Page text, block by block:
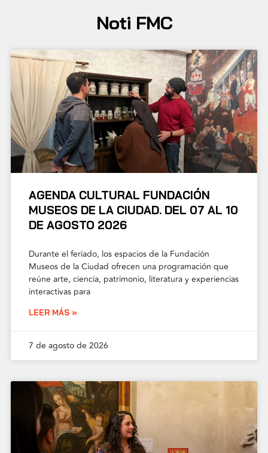
Noti FMC
AGENDA CULTURAL FUNDACIÓN
MUSEOS DE LA CIUDAD. DEL 07 AL 10
DE AGOSTO 2026
Durante el feriado, los espacios de la Fundación
Museos de la Ciudad ofrecen una programación que
reúne arte, ciencia, patrimonio, literatura y experiencias
interactivas para
LEER MÁS »
7 de agosto de 2026